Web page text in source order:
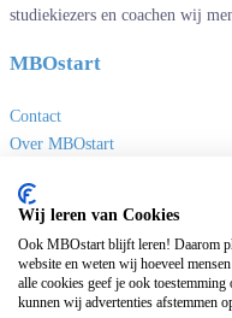
studiekiezers en coachen wij
MBOstart
Contact
Over MBOstart
Disclaimer en privacy
MBO links
Sites van Keuzes
Wij leren van Cookies
Ook MBOstart blijft leren! Daarom
website en weten wij hoeveel
alle cookies geef je ook
kunnen wij advertenties afstemmen